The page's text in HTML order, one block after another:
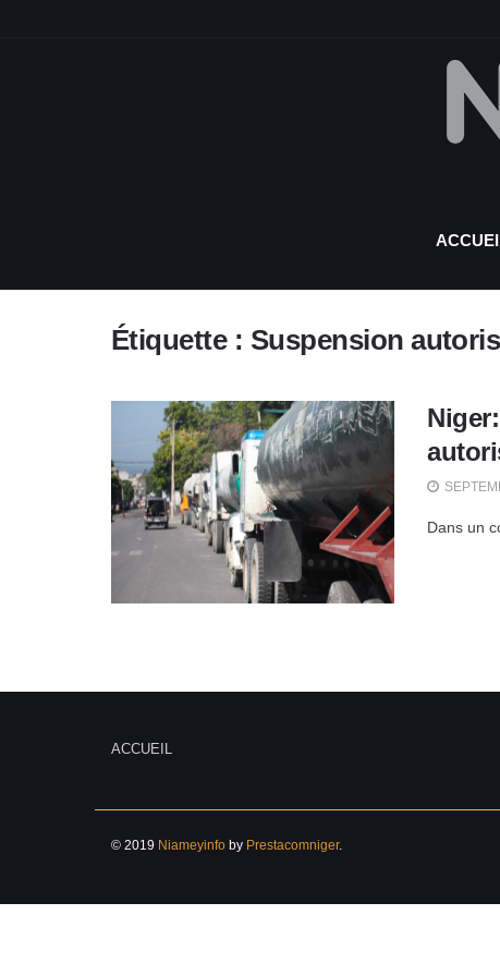
Étiquette : Suspension
Dans un
ACCUEIL
© 2019 Niameyinfo by Prestacomniger.